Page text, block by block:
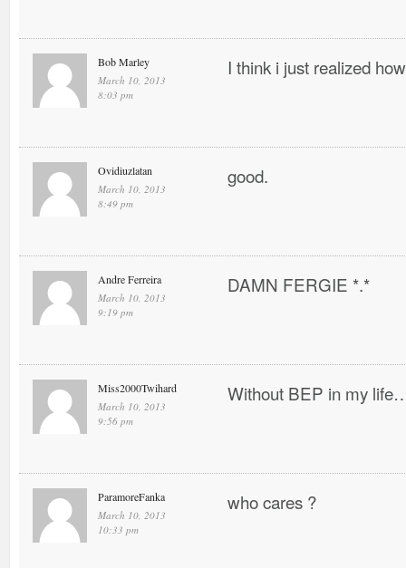
Bob Marley
March 10, 2013
8:03 pm
I think i just realized
Ovidiuzlatan
March 10, 2013
8:49 pm
good.
Andre Ferreira
March 10, 2013
9:19 pm
DAMN FERGIE *.*
Miss2000Twihard
March 10, 2013
9:56 pm
Without BEP in my
ParamoreFanka
March 10, 2013
10:33 pm
who cares ?